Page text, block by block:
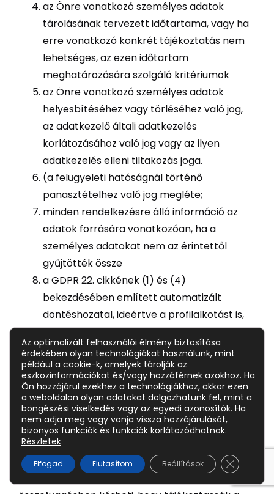
az Önre vonatkozó személyes adatok
tárolásának tervezett időtartama, vagy ha
erre vonatkozó konkrét tájékoztatás nem
lehetséges, az ezen időtartam
meghatározására szolgáló kritériumok
az Önre vonatkozó személyes adatok
helyesbítéséhez vagy törléséhez való jog,
az adatkezelő általi adatkezelés
korlátozásához való jog vagy az ilyen
adatkezelés elleni tiltakozás joga.
(a felügyeleti hatóságnál történő
panasztételhez való jog megléte;
minden rendelkezésre álló információ az
adatok forrására vonatkozóan, ha a
személyes adatokat nem az érintettől
gyűjtötték össze
a GDPR 22. cikkének (1) és (4)
bekezdésében említett automatizált
döntéshozatal, ideértve a profilalkotást is,
és legalább ezekben az esetekben az
érintett logikájára, valamint az ilyen
adatkezelés jelentőségére és az érintettre
gyakorolt várható következményeire
vonatkozó érdemi információk.
Ön jogosult tájékoztatást kérni arról, hogy az
Önre vonatkozó személyes adatokat
továbbítják-e harmadik országba vagy
Az optimalizált felhasználói élmény biztosítása
érdekében olyan technológiákat használunk, mint
például a cookie-k, amelyek tárolják az
eszközinformációkat és/vagy hozzáférnek azokhoz. Ha
Ön hozzájárul ezekhez a technológiákhoz, akkor ezen
a weboldalon olyan adatokat dolgozhatunk fel, mint a
böngészési viselkedés vagy az egyedi azonosítók. Ha
nem adja meg vagy vonja vissza hozzájárulását,
bizonyos funkciók és funkciók korlátozódhatnak.
Részletek
Elfogad Elutasítom Beállítások Close